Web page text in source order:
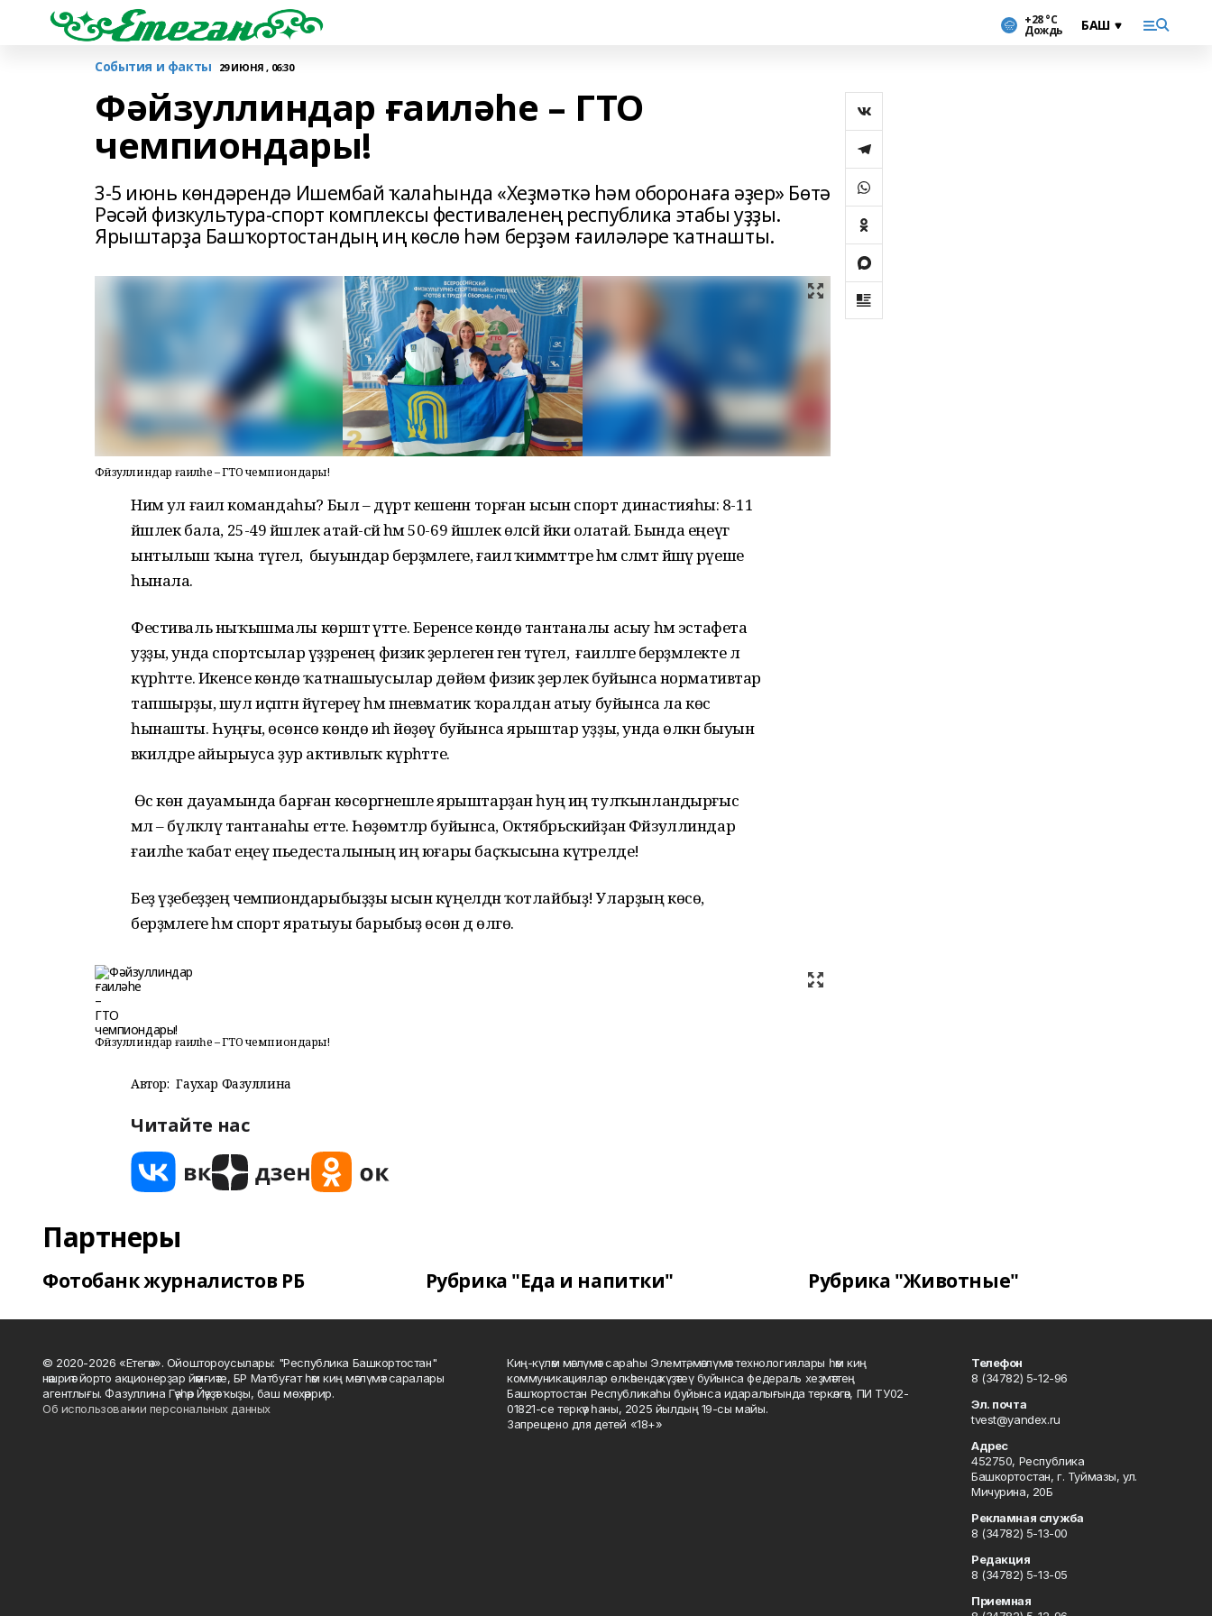
+28 °С
Дождь
События и факты 29 ИЮНЯ , 06:30
Фәйзуллиндар ғаиләһе – ГТО
чемпиондары!
3-5 июнь көндәрендә Ишембай ҡалаһында «Хеҙмәткә һәм оборонаға әҙер» Бөтә
Рәсәй физкультура-спорт комплексы фестиваленең республика этабы уҙҙы.
Ярыштарҙа Башҡортостандың иң көслө һәм берҙәм ғаиләләре ҡатнашты.
Фәйзуллиндар ғаиләһе – ГТО чемпиондары!
Нимә ул ғаилә командаһы? Был – дүрт кешенән торған ысын спорт династияһы: 8-11
йәшлек бала, 25-49 йәшлек атай-әсәй һәм 50-69 йәшлек өләсәй йәки олатай. Бында еңеүгә
ынтылыш ҡына түгел, ә быуындар берҙәмлеге, ғаилә ҡиммәттәре һәм сәләмәт йәшәү рәүеше
һынала.
Фестиваль ныҡышмалы көрәштә үтте. Беренсе көндө тантаналы асыу һәм эстафета
уҙҙы, унда спортсылар үҙҙәренең физик әҙерлеген генә түгел, ә ғаиләләге берҙәмлекте лә
күрһәтте. Икенсе көндө ҡатнашыусылар дөйөм физик әҙерлек буйынса нормативтар
тапшырҙы, шул иҫәптән йүгереү һәм пневматик ҡоралдан атыу буйынса ла көс
һынашты. Һуңғы, өсөнсө көндө иһә йөҙөү буйынса ярыштар уҙҙы, унда өлкән быуын
вәкилдәре айырыуса ҙур активлыҡ күрһәтте.
Өс көн дауамында барған көсөргәнешле ярыштарҙан һуң иң тулҡынландырғыс
мәл – бүләкләү тантанаһы етте. Һөҙөмтәләр буйынса, Октябрьскийҙан Фәйзуллиндар
ғаиләһе ҡабат еңеү пьедесталының иң юғары баҫҡысына күтәрелде!
Беҙ үҙебеҙҙең чемпиондарыбыҙҙы ысын күңелдән ҡотлайбыҙ! Уларҙың көсө,
берҙәмлеге һәм спорт яратыуы барыбыҙ өсөн дә өлгө.
Фәйзуллиндар ғаиләһе – ГТО чемпиондары!
Автор: Гаухар Фазуллина
Читайте нас
Партнеры
Фотобанк журналистов РБ Рубрика "Еда и напитки" Рубрика "Животные"
© 2020-2026 «Етегән». Ойоштороусылары: "Республика Башкортостан"
нәшриәт йорто акционерҙар йәмғиәте, БР Матбуғат һәм киң мәғлүмәт саралары
агентлығы. Фазуллина Гәүһәр Йәүҙәт ҡыҙы, баш мөхәррир.
Об использовании персональных данных
Киң-күләм мәғлүмәт сараһы Элемтә, мәғлүмәт технологиялары һәм киң
коммуникациялар өлкәһендә күҙәтеү буйынса федераль хеҙмәттең
Башҡортостан Республикаһы буйынса идаралығында теркәлгән, ПИ ТУ02-
01821-се теркәү һаны, 2025 йылдың 19-сы майы.
Запрещено для детей «18+»
Телефон
8 (34782) 5-12-96
Эл. почта
tvest@yandex.ru
Адрес
452750, Республика
Башкортостан, г. Туймазы, ул.
Мичурина, 20Б
Рекламная служба
8 (34782) 5-13-00
Редакция
8 (34782) 5-13-05
Приемная